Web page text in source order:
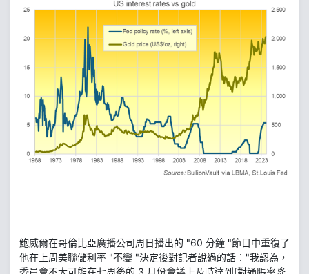
鮑威爾在哥倫比亞廣播公司周日播出的 "60 分鐘 "節目中重復了
他在上周美聯儲利率 "不變 "決定後對記者說過的話："我認為，